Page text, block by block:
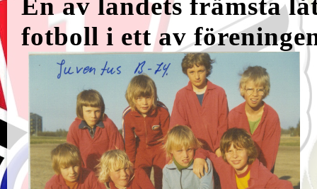
En av landets främsta
fotboll i ett av